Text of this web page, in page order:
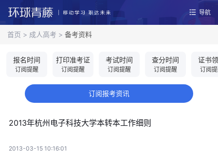
导航
首页 > 成人高考 > 备考资料
报名时间
订阅提醒
打印准考证
订阅提醒
考试时间
订阅提醒
查分时间
订阅提醒
证书
订阅
订阅报考资讯
2013年杭州电子科技大学本转本工作细则
2013-03-15 10:16:01